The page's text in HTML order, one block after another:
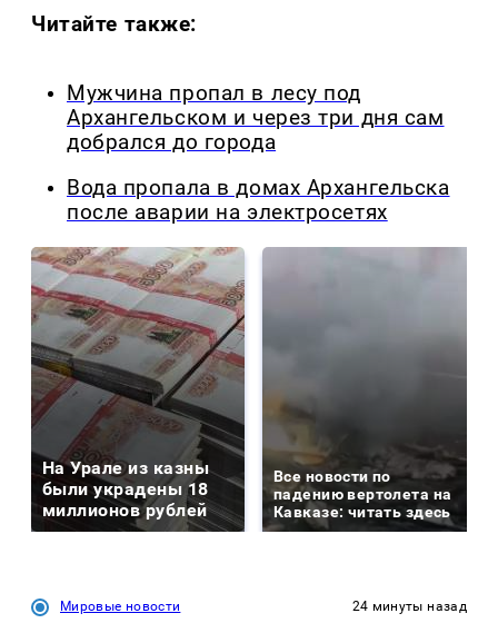
Читайте также:
Мужчина пропал в лесу под
Архангельском и через три дня сам
добрался до города
Вода пропала в домах Архангельска
после аварии на электросетях
На Урале из казны
были украдены 18
миллионов рублей
Все новости по
падению вертолета на
Кавказе: читать здесь
Мировые новости 24 минуты назад